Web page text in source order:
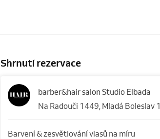
Shrnutí rezervace
barber&hair salon Studio Elbada
Na Radouči 1449, Mladá Boleslav 1
Barvení & zesvětlování vlasů na míru